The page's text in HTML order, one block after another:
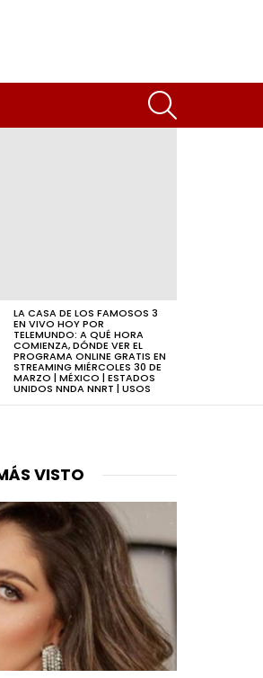
LA CASA DE LOS FAMOSOS 3
EN VIVO HOY POR
TELEMUNDO: A QUÉ HORA
COMIENZA, DÓNDE VER EL
PROGRAMA ONLINE GRATIS EN
STREAMING MIÉRCOLES 30 DE
MARZO | MÉXICO | ESTADOS
UNIDOS NNDA NNRT | USOS
VISTO